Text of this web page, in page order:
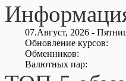
07.Август, 2026 -
Обновление курсов:
Обменников:
Валютных пар: